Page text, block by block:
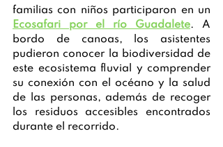
Ecosafari por el río Guadalete. A
bordo de canoas, los asistentes
pudieron conocer la biodiversidad de
este ecosistema fluvial y comprender
su conexión con el océano y la salud
de las personas, además de recoger
los residuos accesibles encontrados
durante el recorrido.